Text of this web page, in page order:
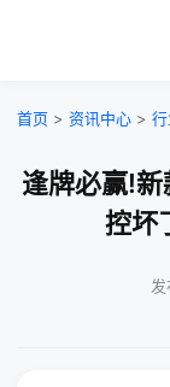
首页 > 资讯中心 >
逢牌必赢!
控坏